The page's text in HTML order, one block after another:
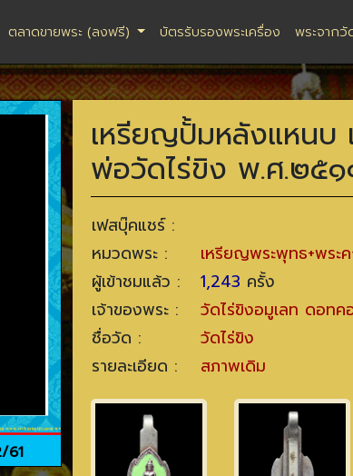
ตลาดขายพระ (ลงฟรี) บัตรรับรองพระเครื่อง พระจากวั
61
เหรียญปั้มหลังแหนบ
พ่อวัดไร่ขิง พ.ศ.๒๕
เฟสบุ๊คแชร์ :
หมวดพระ :
เหรียญพระพุทธ+พระ
ผู้เข้าชมแล้ว :
1,243 ครั้ง
เจ้าของพระ :
วัดไร่ขิงอมูเลท ดอทค
ชื่อวัด :
วัดไร่ขิง
รายละเอียด :
สภาพเดิม